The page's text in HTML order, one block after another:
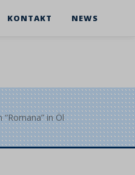
KONTAKT NEWS
in Öl